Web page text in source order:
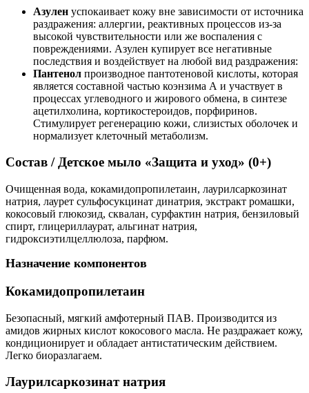
Азулен успокаивает кожу вне зависимости от источника
раздражения: аллергии, реактивных процессов из-за
высокой чувствительности или же воспаления с
повреждениями. Азулен купирует все негативные
последствия и воздействует на любой вид раздражения:
Пантенол производное пантотеновой кислоты, которая
является составной частью коэнзима А и участвует в
процессах углеводного и жирового обмена, в синтезе
ацетилхолина, кортикостероидов, порфиринов.
Стимулирует регенерацию кожи, слизистых оболочек и
нормализует клеточный метаболизм.
Состав /Детское мыло «Защита и уход» (0+)
Очищенная вода, кокамидопропилетаин, лаурилсаркозинат
натрия, лаурет сульфосукцинат динатрия, экстракт ромашки,
кокосовый глюкозид, сквалан, сурфактин натрия, бензиловый
спирт, глицериллаурат, альгинат натрия,
гидроксиэтилцеллюлоза, парфюм.
Назначение компонентов
Кокамидопропилетаин
Безопасный, мягкий амфотерный ПАВ. Производится из
амидов жирных кислот кокосового масла. Не раздражает кожу,
кондиционирует и обладает антистатическим действием.
Легко биоразлагаем.
Лаурилсаркозинат натрия